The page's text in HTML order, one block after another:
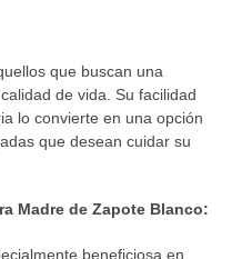
que buscan una
de vida. Su facilidad
lo convierte en una opción
que desean cuidar su
Madre de Zapote Blanco:
beneficiosa en